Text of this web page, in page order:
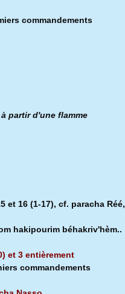
commandements
partir d'une flamme
et 16 (1-17), cf. paracha Réé,
hakipourim béhakriv'hèm..
et 3 entièrement
commandements